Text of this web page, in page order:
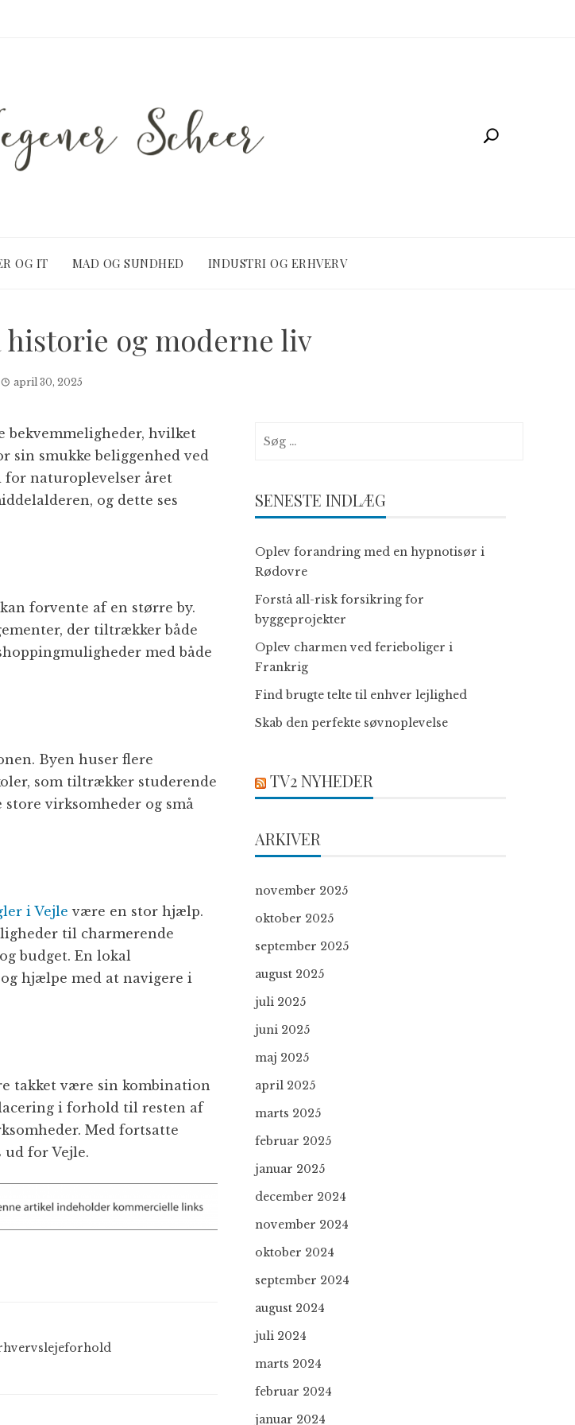
OG IT MAD OG SUNDHED INDUSTRI OG ERHVERV
historie og moderne liv
april 30, 2025
bekvemmeligheder, hvilket
sin smukke beliggenhed ved
for naturoplevelser året
og dette ses
forvente af en større by.
der tiltrækker både
med både
Byen huser flere
som tiltrækker studerende
virksomheder og små
i Vejle være en stor hjælp.
til charmerende
budget. En lokal
hjælpe med at navigere i
takket være sin kombination
i forhold til resten af
Med fortsatte
for Vejle.
efter:
SENESTE INDLÆG
Oplev forandring med en hypnotisør i
Rødovre
Forstå all-risk forsikring for
byggeprojekter
Oplev charmen ved ferieboliger i
Frankrig
Find brugte telte til enhver lejlighed
Skab den perfekte søvnoplevelse
TV2 NYHEDER
ARKIVER
november 2025
oktober 2025
september 2025
august 2025
juli 2025
juni 2025
maj 2025
april 2025
marts 2025
februar 2025
januar 2025
december 2024
november 2024
oktober 2024
september 2024
august 2024
juli 2024
marts 2024
februar 2024
januar 2024